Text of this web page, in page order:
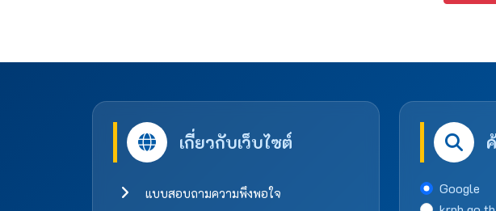
เกี่ยวกับเว็บไซต์
แบบสอบถามความพึงพอใจ
Google